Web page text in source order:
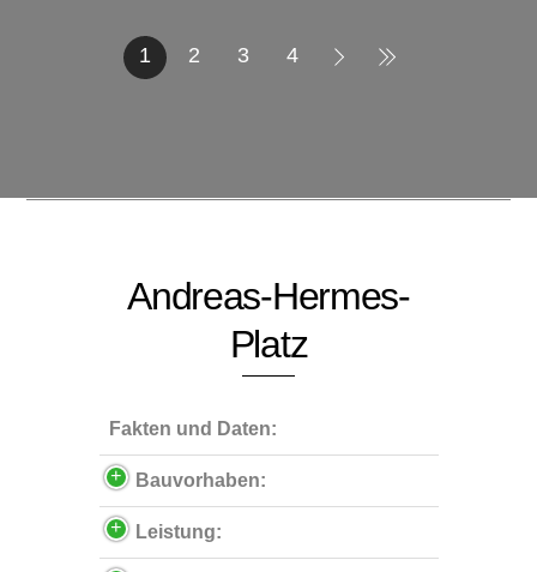
1 2 3 4
Andreas-Hermes-
Platz
Fakten und Daten:
Bauvorhaben:
Leistung: